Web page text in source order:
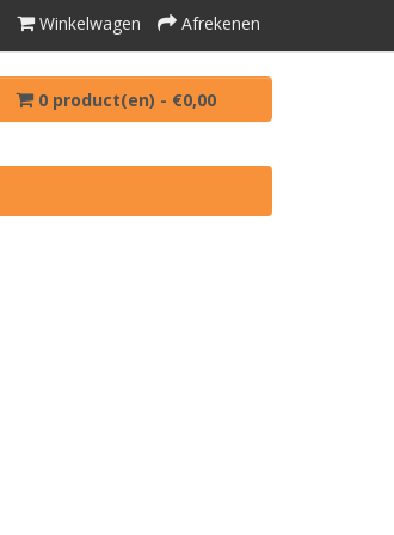
Winkelwagen Afrekenen
0 product(en) - €0,00